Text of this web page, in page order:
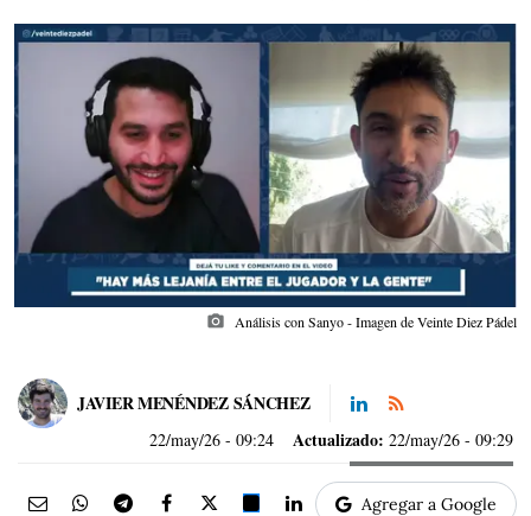
photo_camera Análisis con Sanyo - Imagen de Veinte Diez Pádel
JAVIER MENÉNDEZ SÁNCHEZ
22/may/26 - 09:24 Actualizado: 22/may/26 - 09:29
Agregar a Google